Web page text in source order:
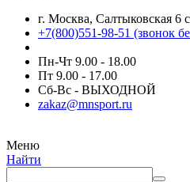
г. Москва, Салтыковская 6
+7(800)551-98-51 (звонок
Пн-Чт 9.00 - 18.00
Пт 9.00 - 17.00
Сб-Вс - ВЫХОДНОЙ
zakaz@mnsport.ru
Меню
Найти